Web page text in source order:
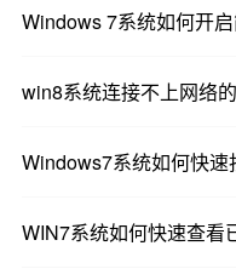
Configuration】项下
项并设置成【disable
或在BIOS
Windows 7系统如何开
win8系统连接不上网络
Windows7系统如何快
WIN7系统如何快速查看